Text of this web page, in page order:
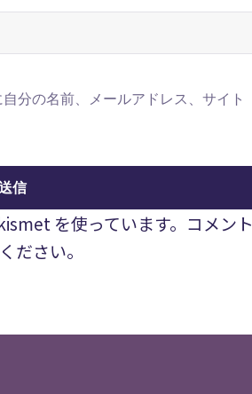
分の名前、メールアドレス、サイト
を使っています。 コメント
ださい。